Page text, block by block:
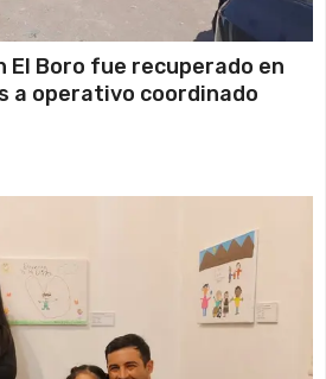
El Boro fue recuperado en
a operativo coordinado